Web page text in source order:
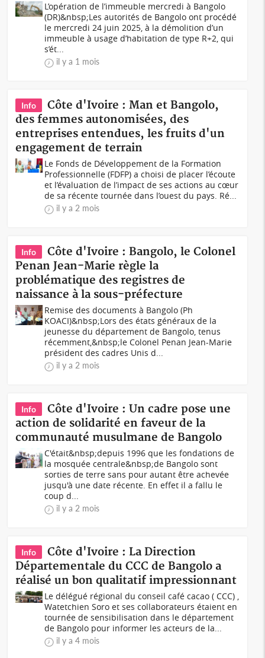
L’opération de l’immeuble mercredi à Bangolo
(DR)&nbsp;Les autorités de Bangolo ont procédé
le mercredi 24 juin 2025, à la démolition d’un
immeuble à usage d’habitation de type R+2, qui
s’ét...
il y a 1 mois
Info
Côte d'Ivoire : Man et Bangolo,
des femmes autonomisées, des
entreprises entendues, les fruits d'un
engagement de terrain
Le Fonds de Développement de la Formation
Professionnelle (FDFP) a choisi de placer l’écoute
et l’évaluation de l’impact de ses actions au cœur
de sa récente tournée dans l’ouest du pays. Ré...
il y a 2 mois
Info
Côte d'Ivoire : Bangolo, le Colonel
Penan Jean-Marie règle la
problématique des registres de
naissance à la sous-préfecture
Remise des documents à Bangolo (Ph
KOACI)&nbsp;Lors des états généraux de la
jeunesse du département de Bangolo, tenus
récemment,&nbsp;le Colonel Penan Jean-Marie
président des cadres Unis d...
il y a 2 mois
Info
Côte d'Ivoire : Un cadre pose une
action de solidarité en faveur de la
communauté musulmane de Bangolo
C'était&nbsp;depuis 1996 que les fondations de
la mosquée centrale&nbsp;de Bangolo sont
sorties de terre sans pour autant être achevée
jusqu'à une date récente. En effet il a fallu le
coup d...
il y a 2 mois
Info
Côte d'Ivoire : La Direction
Départementale du CCC de Bangolo a
réalisé un bon qualitatif impressionnant
Le délégué régional du conseil café cacao ( CCC) ,
Watetchien Soro et ses collaborateurs étaient en
tournée de sensibilisation dans le département
de Bangolo pour informer les acteurs de la...
il y a 4 mois